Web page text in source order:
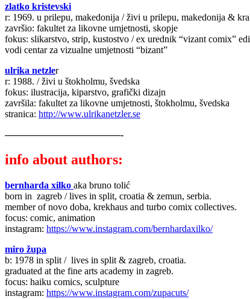
zlatko kristevski
r: 1969. u prilepu, makedonija / živi u prilepu, makedonija &
završio: fakultet za likovne umjetnosti, skopje
fokus: slikarstvo, strip, kustostvo / ex urednik “vizant comix”
vodi centar za vizualne umjetnosti “bizant”
ulrika netzler
r: 1988. / živi u štokholmu, švedska
fokus: ilustracija, kiparstvo, grafički dizajn
završila: fakultet za likovne umjetnosti, štokholmu, švedska
stranica: http://www.ulrikanetzler.se
————————————-
info about authors:
bernharda xilko aka bruno tolić
born in zagreb / lives in split, croatia & zemun, serbia.
member of novo doba, krekhaus and turbo comix collectives.
focus: comic, animation
instagram: https://www.instagram.com/bernhardaxilko/
miro župa
b: 1978 in split / lives in split & zagreb, croatia.
graduated at the fine arts academy in zagreb.
focus: haiku comics, sculpture
instagram: https://www.instagram.com/zupacuts/